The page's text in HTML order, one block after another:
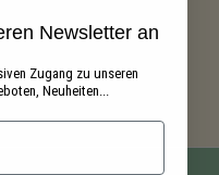
Newsletter an
Zugang zu unseren
Neuheiten...